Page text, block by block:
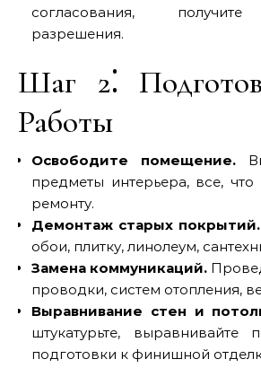
согласования,
разрешения.
Шаг 2⁚
Работы
Освободите помещение.
предметы интерьера, все,
ремонту.
Демонтаж старых покрытий.
обои, плитку, линолеум,
Замена коммуникаций.
проводки, систем отопления,
Выравнивание стен и
штукатурьте, выравнивайте
подготовки к финишной